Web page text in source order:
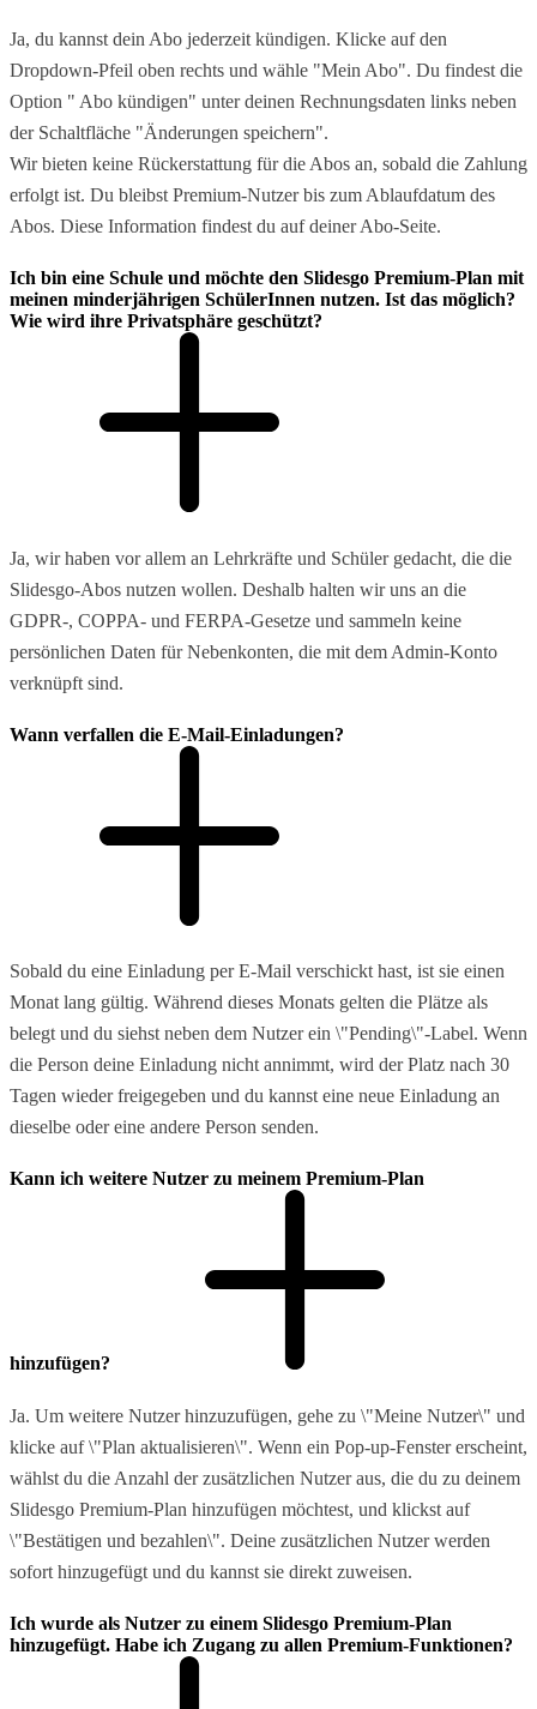
Ja, du kannst dein Abo jederzeit kündigen. Klicke auf den
Dropdown-Pfeil oben rechts und wähle "Mein Abo". Du findest die
Option " Abo kündigen" unter deinen Rechnungsdaten links neben
der Schaltfläche "Änderungen speichern".
Wir bieten keine Rückerstattung für die Abos an, sobald die Zahlung
erfolgt ist. Du bleibst Premium-Nutzer bis zum Ablaufdatum des
Abos. Diese Information findest du auf deiner Abo-Seite.
Ich bin eine Schule und möchte den Slidesgo Premium-Plan mit
meinen minderjährigen SchülerInnen nutzen. Ist das möglich?
Wie wird ihre Privatsphäre geschützt?
Ja, wir haben vor allem an Lehrkräfte und Schüler gedacht, die die
Slidesgo-Abos nutzen wollen. Deshalb halten wir uns an die
GDPR-, COPPA- und FERPA-Gesetze und sammeln keine
persönlichen Daten für Nebenkonten, die mit dem Admin-Konto
verknüpft sind.
Wann verfallen die E-Mail-Einladungen?
Sobald du eine Einladung per E-Mail verschickt hast, ist sie einen
Monat lang gültig. Während dieses Monats gelten die Plätze als
belegt und du siehst neben dem Nutzer ein \"Pending\"-Label. Wenn
die Person deine Einladung nicht annimmt, wird der Platz nach 30
Tagen wieder freigegeben und du kannst eine neue Einladung an
dieselbe oder eine andere Person senden.
Kann ich weitere Nutzer zu meinem Premium-Plan
hinzufügen?
Ja. Um weitere Nutzer hinzuzufügen, gehe zu \"Meine Nutzer\" und
klicke auf \"Plan aktualisieren\". Wenn ein Pop-up-Fenster erscheint,
wählst du die Anzahl der zusätzlichen Nutzer aus, die du zu deinem
Slidesgo Premium-Plan hinzufügen möchtest, und klickst auf
\"Bestätigen und bezahlen\". Deine zusätzlichen Nutzer werden
sofort hinzugefügt und du kannst sie direkt zuweisen.
Ich wurde als Nutzer zu einem Slidesgo Premium-Plan
hinzugefügt. Habe ich Zugang zu allen Premium-Funktionen?